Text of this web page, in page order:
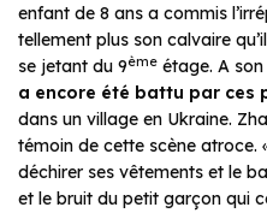
enfant de 8 ans a commis
tellement plus son calvaire
se jetant du 9ème étage. A
a encore été battu par ces
dans un village en Ukraine.
témoin de cette scène atroce.
déchirer ses vêtements et le
et le bruit du petit garçon qui